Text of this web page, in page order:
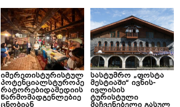
იმერეთისტურისტულ
პოტენციალსტუროპე
რატორებიდამედიის
წარმომადგენლებიე
სასტუმრო „ფოსტა
მესტიაში“ ივნის-
ივლისის
ტურისტული